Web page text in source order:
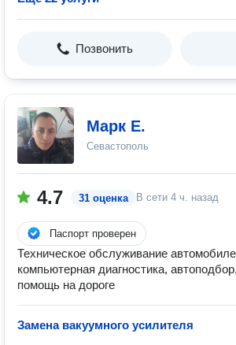
Позвонить
Марк Е.
Севастополь
4.7 31 оценка В сети 4 ч. назад
Паспорт проверен
Техническое обслуживание
компьютерная диагностика,
помощь на дороге
Замена вакуумного усилителя